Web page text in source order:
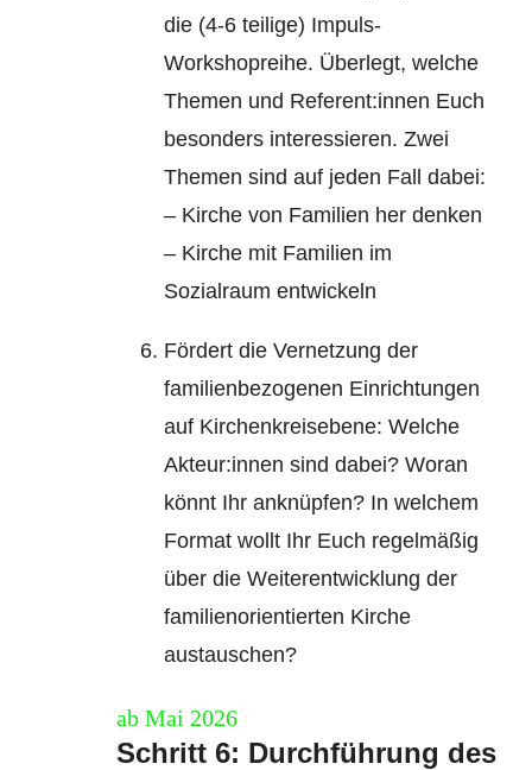
die (4-6 teilige) Impuls-
Workshopreihe. Überlegt, welche
Themen und Referent:innen Euch
besonders interessieren. Zwei
Themen sind auf jeden Fall dabei:
– Kirche von Familien her denken
– Kirche mit Familien im
Sozialraum entwickeln
Fördert die Vernetzung der
familienbezogenen Einrichtungen
auf Kirchenkreisebene: Welche
Akteur:innen sind dabei? Woran
könnt Ihr anknüpfen? In welchem
Format wollt Ihr Euch regelmäßig
über die Weiterentwicklung der
familienorientierten Kirche
austauschen?
ab Mai 2026
Schritt 6: Durchführung des